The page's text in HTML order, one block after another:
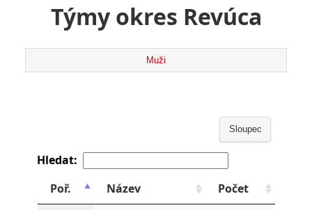
Týmy okres Revúca
Muži
Sloupec
Hledat:
Poř.
Název
Počet